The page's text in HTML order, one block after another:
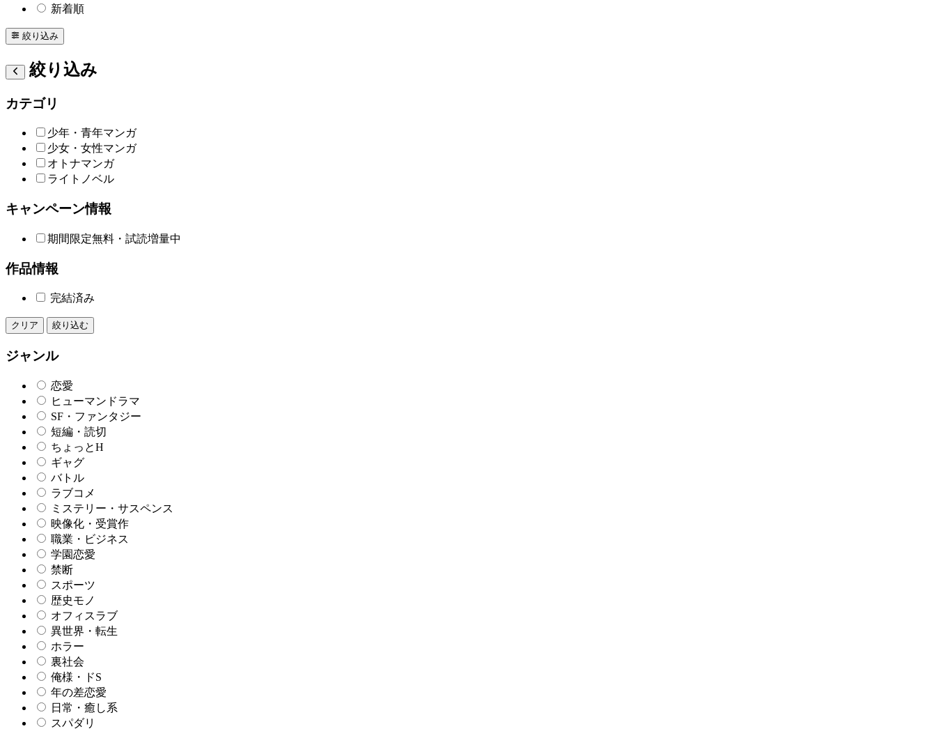
新着順
絞り込み
絞り込み
カテゴリ
少年・青年マンガ
少女・女性マンガ
オトナマンガ
ライトノベル
キャンペーン情報
期間限定無料・試読増量中
作品情報
完結済み
クリア 絞り込む
ジャンル
恋愛
ヒューマンドラマ
SF・ファンタジー
短編・読切
ちょっとH
ギャグ
バトル
ラブコメ
ミステリー・サスペンス
映像化・受賞作
職業・ビジネス
学園恋愛
禁断
スポーツ
歴史モノ
オフィスラブ
異世界・転生
ホラー
裏社会
俺様・ドS
年の差恋愛
日常・癒し系
スパダリ